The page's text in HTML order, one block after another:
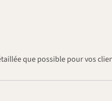
que possible pour vos